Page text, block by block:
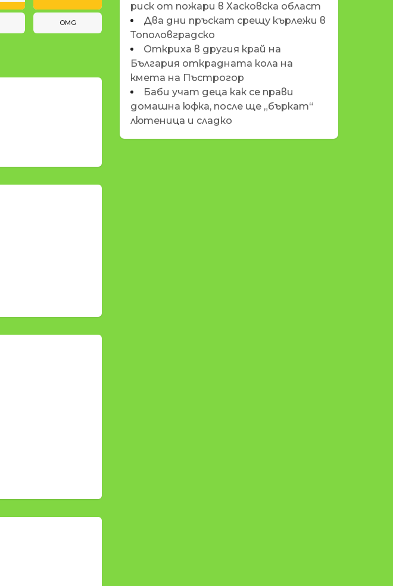
OMG
риск от пожари в Хасковска област
Два дни пръскат срещу кърлежи в
Тополовградско
Откриха в другия край на
България открадната кола на
кмета на Пъстрогор
Баби учат деца как се прави
домашна юфка, после ще „бъркат“
лютеница и сладко